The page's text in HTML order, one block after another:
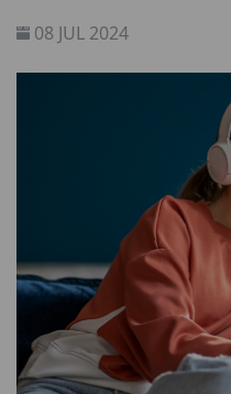
Steph und ich als
08 JUL 2024